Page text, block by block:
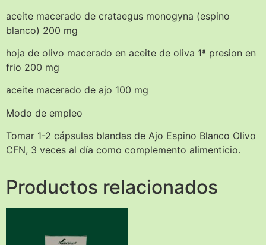
aceite macerado de crataegus monogyna (espino
blanco) 200 mg
hoja de olivo macerado en aceite de oliva 1ª presion en
frio 200 mg
aceite macerado de ajo 100 mg
Modo de empleo
Tomar 1-2 cápsulas blandas de Ajo Espino Blanco Olivo
CFN, 3 veces al día como complemento alimenticio.
Productos relacionados